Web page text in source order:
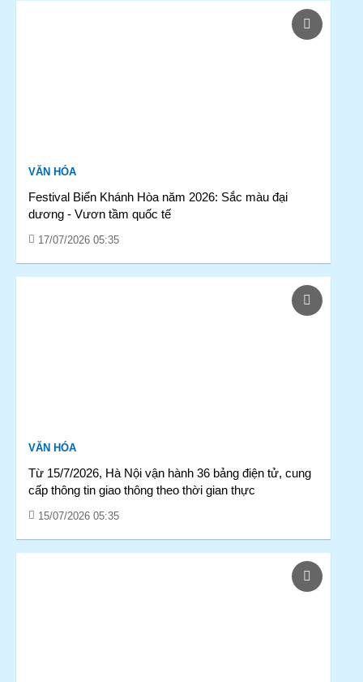
VĂN HÓA
Festival Biển Khánh Hòa năm 2026: Sắc màu đại
dương - Vươn tầm quốc tế
17/07/2026 05:35
VĂN HÓA
Từ 15/7/2026, Hà Nội vận hành 36 bảng điện tử, cung
cấp thông tin giao thông theo thời gian thực
15/07/2026 05:35